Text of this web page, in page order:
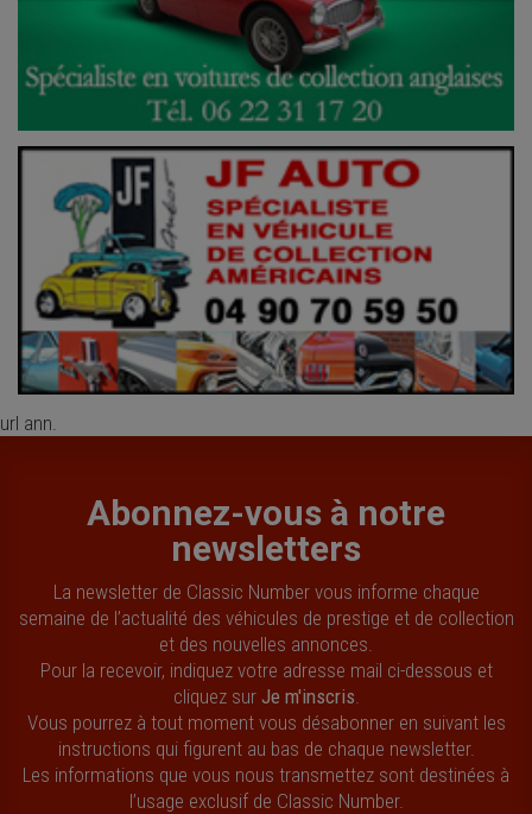
url ann.
Abonnez-vous à notre
newsletters
La newsletter de Classic Number vous informe chaque
semaine de l’actualité des véhicules de prestige et de collection
et des nouvelles annonces.
Pour la recevoir, indiquez votre adresse mail ci-dessous et
cliquez sur Je m'inscris
Vous pourrez à tout moment vous désabonner en suivant les
instructions qui figurent au bas de chaque newsletter.
Les informations que vous nous transmettez sont destinées à
l’usage exclusif de Classic Number.